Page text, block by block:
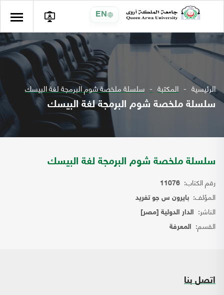
EN
الرئيسية المكتبة سلسلة ملخصة شوم البرمجة لغة البيسك
سلسلة ملخصة شوم البرمجة لغة البيسك
سلسلة ملخصة شوم البرمجة لغة البيسك
رقم الكتاب: 11076
المؤلف: بايرون س جو تفريد
الناشر: الدار الدولية [مصر]
القسم: المعرفة
اتصل بنا